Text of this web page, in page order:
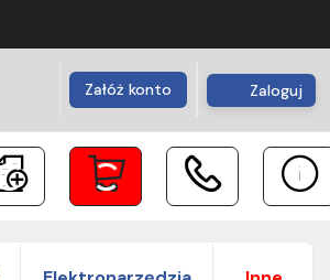
Załóż konto Zaloguj